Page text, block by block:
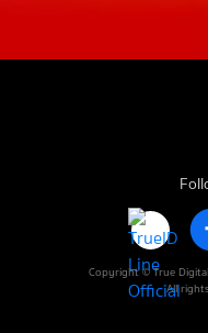
Copyright © True
All